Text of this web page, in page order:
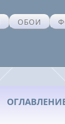
ОБОИ